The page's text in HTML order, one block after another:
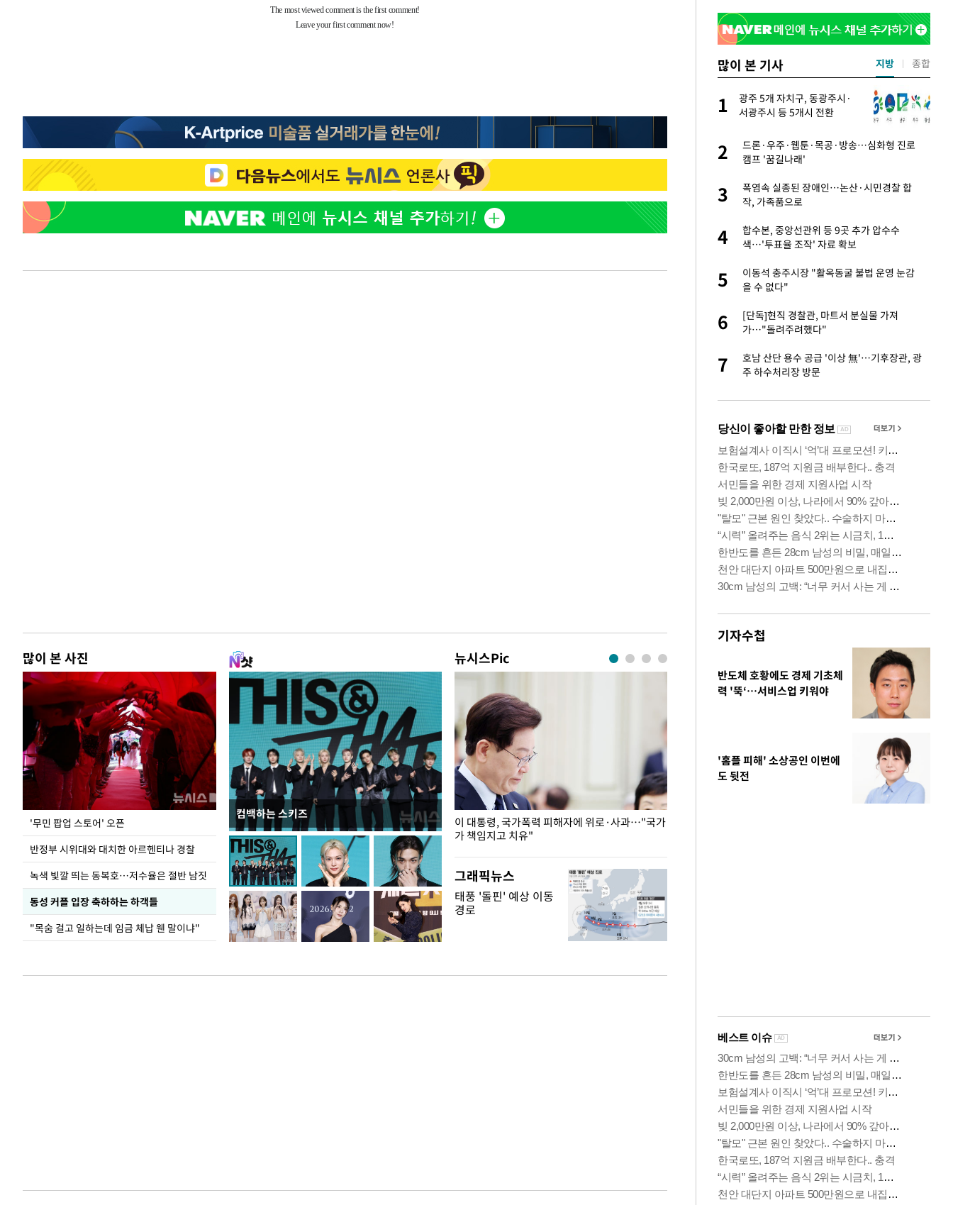
[속보] 노원서 40.1도 관측…서울, 2018년 이후 첫 40도
병태 후임
-7177초 전 >[속보]국힘 윤리위, '돌려차기 발언' 진종오·서범수 징계 절차 개시
-2502초 전 >
[속보] 7월 중국 수출 23.9%↑ 수입 27.5%↑…무역총액 25.3%↑
5분 전 >[속보]'채상병 순직 책임' 임성근, 항소심도 징역 3년
7분 전 >
[속보]종합특검, '관저이전 봐주기 감사' 유병호 구속기소
1시간 전 >민주 콩고 에볼라환자 4천명 돌파, 4053명 발생 1850명 사망
많이 본 사진
'무민 팝업 스토어' 오픈
반정부 시위대와 대치한 아르헨티나 경찰
녹색 빛깔 띄는 동복호…저수율은 절반 남짓
동성 커플 입장 축하하는 하객들
"목숨 걸고 일하는데 임금 체납 웬 말이냐"
컴백하는 스키즈
뉴시스Pic
지석천 뒤덮은 개구리밥
이 대통령, 국가폭력 피해자에 위로·사과…"국가
가 책임지고 치유"
그래픽뉴스
태풍 '돌핀' 예상 이동
경로
많이 본 기사
2 전현무 "전 연인 집착에 친구들과 연락 끊어"
3
박찬민 딸 박민하, 배우·국가대표 병행하더
니…여유로운 근황 공개
4
SK하이닉스, 주당 375원 분기배당 결정…3
5
[속보]SK하이닉스, 주당 375원 분기 배
1
광주 5개 자치구, 동광주시·
서광주시 등 5개시 전환
2
드론·우주·웹툰·목공·방송…심화형 진로
캠프 '꿈길나래'
3
폭염속 실종된 장애인…논산·시민경찰 합
작, 가족품으로
4
합수본, 중앙선관위 등 9곳 추가 압수수
색…'투표율 조작' 자료 확보
5
이동석 충주시장 "활옥동굴 불법 운영 눈감
을 수 없다"
6
[단독]현직 경찰관, 마트서 분실물 가져
가…"돌려주려했다"
7
호남 산단 용수 공급 '이상 無'…기후장관, 광
주 하수처리장 방문
지방 종합
기자수첩
반도체 호황에도 경제 기초체
력 '뚝‘…서비스업 키워야
'홈플 피해' 소상공인 이번에
도 뒷전